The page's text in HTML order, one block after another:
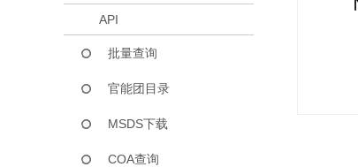
API
批量查询
官能团目录
MSDS下载
COA查询